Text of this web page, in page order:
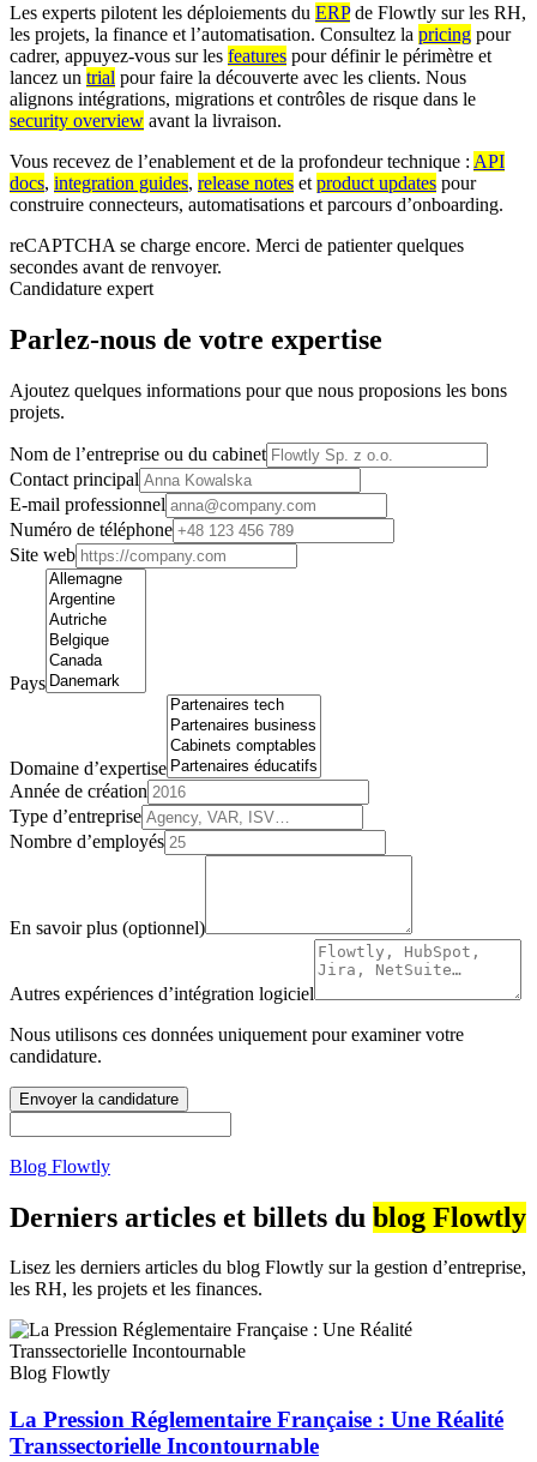
Les experts pilotent les déploiements du ERPde Flowtly sur les RH,
les projets, la finance et l’automatisation. Consultez la pricing pour
cadrer, appuyez-vous sur les features pour définir le périmètre et
lancez un trial pour faire la découverte avec les clients. Nous
alignons intégrations, migrations et contrôles de risque dans le
security overview avant la livraison.
Vous recevez de l’enablement et de la profondeur technique : API
docs, integration guides, release notes et product updates pour
construire connecteurs, automatisations et parcours d’onboarding.
reCAPTCHA se charge encore. Merci de patienter quelques
secondes avant de renvoyer.
Candidature expert
Parlez-nous de votre expertise
Ajoutez quelques informations pour que nous proposions les bons
projets.
Nom de l’entreprise ou du cabinet
Contact principal
E-mail professionnel
Numéro de téléphone
Site web
Pays
Domaine d’expertise
Année de création
Type d’entreprise
Nombre d’employés
En savoir plus (optionnel)
Autres expériences d’intégration logiciel
Nous utilisons ces données uniquement pour examiner votre
candidature.
Envoyer la candidature
Blog Flowtly
Derniers articles et billets du blog Flowtly
Lisez les derniers articles du blog Flowtly sur la gestion d’entreprise,
les RH, les projets et les finances.
Blog Flowtly
La Pression Réglementaire Française : Une Réalité
Transsectorielle Incontournable